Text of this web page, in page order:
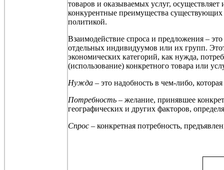
товаров и оказываемых услуг,
конкурентные преимущества
политикой.
Взаимодействие спроса и предложения –
отдельных индивидуумов или их групп.
экономических категорий, как нужда,
(использование) конкретного товара или
Нужда – это надобность в чем-либо,
Потребность – желание, принявшее
географических и других факторов,
Спрос – конкретная потребность,